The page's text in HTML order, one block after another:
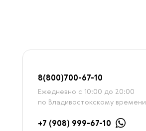
8(800)700-67-10
Ежедневно с 10:00 до 20:00
по Владивостокскому времени
+7 (908) 999-67-10